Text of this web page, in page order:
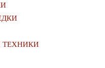
ТЕХНИКИ